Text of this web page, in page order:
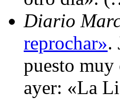
Diario
reprochar».
puesto muy
ayer: «La